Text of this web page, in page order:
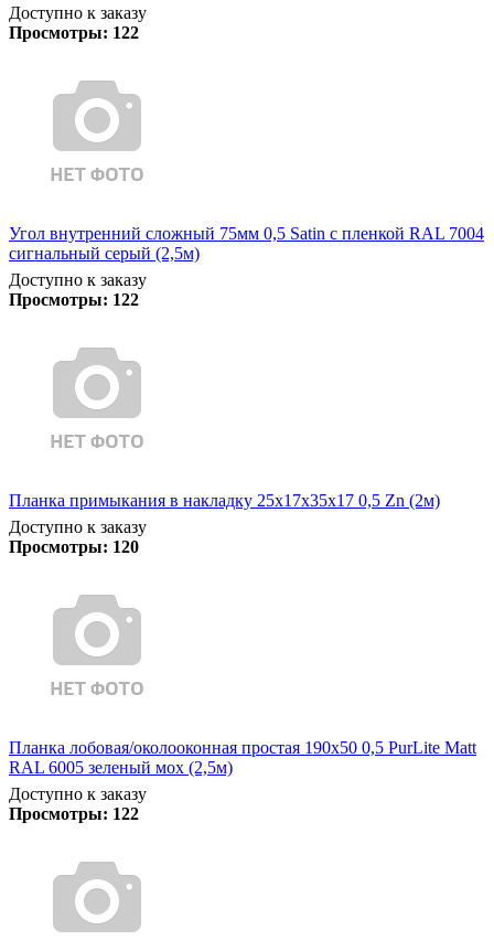
Доступно к заказу
Просмотры: 122
Угол внутренний сложный 75мм 0,5 Satin с пленкой RAL 7004
сигнальный серый (2,5м)
Доступно к заказу
Просмотры: 122
Планка примыкания в накладку 25х17х35х17 0,5 Zn (2м)
Доступно к заказу
Просмотры: 120
Планка лобовая/околооконная простая 190х50 0,5 PurLite Matt
RAL 6005 зеленый мох (2,5м)
Доступно к заказу
Просмотры: 122